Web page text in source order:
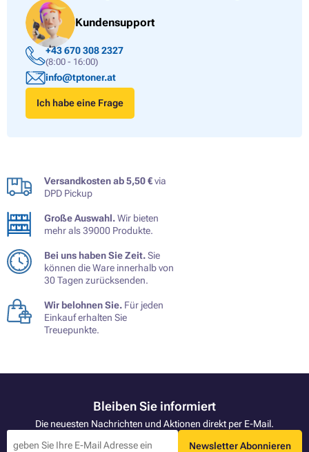
Kundensupport
+43 670 308 2327
(8:00 - 16:00)
info@tptoner.at
Ich habe eine Frage
Versandkosten ab 5,50 €via
DPD Pickup
Große Auswahl.Wir bieten
mehr als 39000 Produkte.
Bei uns haben Sie Zeit.Sie
können die Ware innerhalb von
30 Tagen zurücksenden.
Wir belohnen Sie. Für jeden
Einkauf erhalten Sie
Treuepunkte.
Bleiben Sie informiert
Die neuesten Nachrichten und Aktionen direkt per E-Mail.
Newsletter Abonnieren